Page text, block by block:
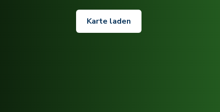
Karte laden